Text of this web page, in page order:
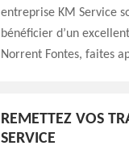
entreprise KM Service
bénéficier d’un
Norrent Fontes, faites
REMETTEZ VOS
SERVICE